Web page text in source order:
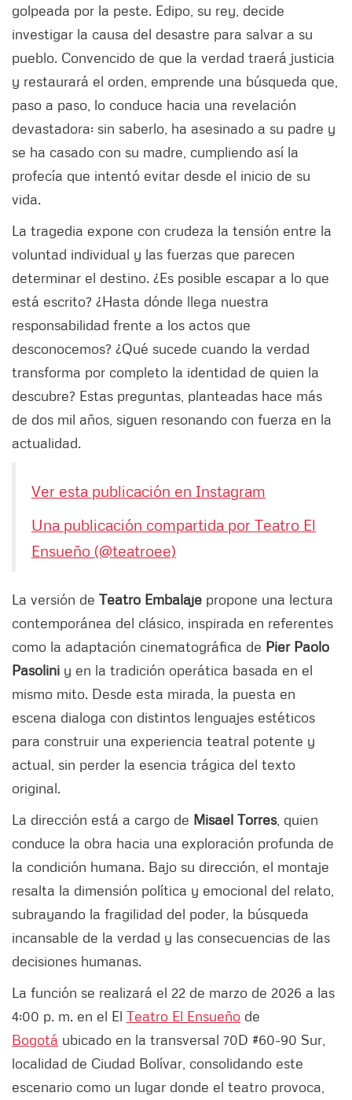
golpeada por la peste. Edipo, su rey, decide
investigar la causa del desastre para salvar a su
pueblo. Convencido de que la verdad traerá justicia
y restaurará el orden, emprende una búsqueda que,
paso a paso, lo conduce hacia una revelación
devastadora: sin saberlo, ha asesinado a su padre y
se ha casado con su madre, cumpliendo así la
profecía que intentó evitar desde el inicio de su
vida.
La tragedia expone con crudeza la tensión entre la
voluntad individual y las fuerzas que parecen
determinar el destino. ¿Es posible escapar a lo que
está escrito? ¿Hasta dónde llega nuestra
responsabilidad frente a los actos que
desconocemos? ¿Qué sucede cuando la verdad
transforma por completo la identidad de quien la
descubre? Estas preguntas, planteadas hace más
de dos mil años, siguen resonando con fuerza en la
actualidad.
Ver esta publicación en Instagram
Una publicación compartida por Teatro El
Ensueño (@teatroee)
La versión de Teatro Embalaje propone una lectura
contemporánea del clásico, inspirada en referentes
como la adaptación cinematográfica de Pier Paolo
Pasolini y en la tradición operática basada en el
mismo mito. Desde esta mirada, la puesta en
escena dialoga con distintos lenguajes estéticos
para construir una experiencia teatral potente y
actual, sin perder la esencia trágica del texto
original.
La dirección está a cargo de Misael Torres, quien
conduce la obra hacia una exploración profunda de
la condición humana. Bajo su dirección, el montaje
resalta la dimensión política y emocional del relato,
subrayando la fragilidad del poder, la búsqueda
incansable de la verdad y las consecuencias de las
decisiones humanas.
La función se realizará el 22 de marzo de 2026 a las
4:00 p. m. en el El Teatro El Ensueño de
Bogotá ubicado en la transversal 70D #60-90 Sur,
localidad de Ciudad Bolívar, consolidando este
escenario como un lugar donde el teatro provoca,